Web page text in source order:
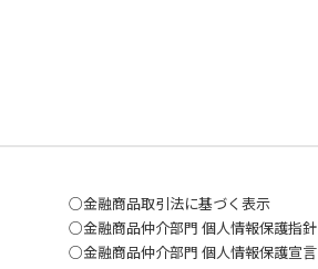
○金融商品取引法に基づく表示
○金融商品仲介部門 個人情報保護指針
○金融商品仲介部門 個人情報保護宣言